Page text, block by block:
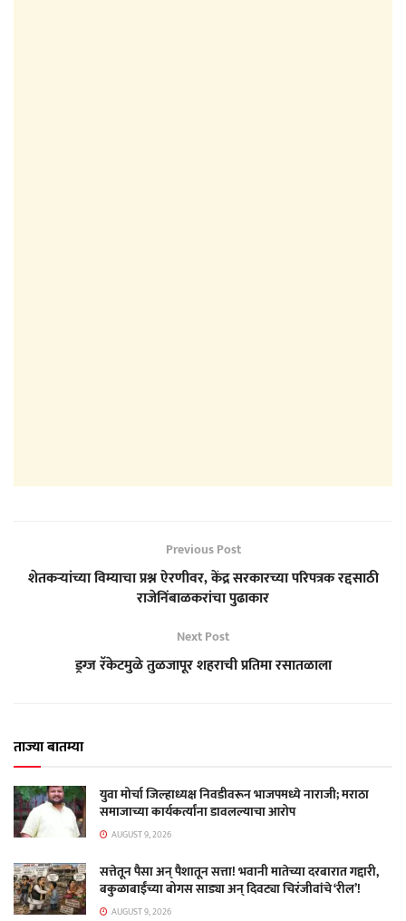
Previous Post
शेतकऱ्यांच्या विम्याचा प्रश्न ऐरणीवर, केंद्र सरकारच्या परिपत्रक रद्दसाठी
राजेनिंबाळकरांचा पुढाकार
Next Post
ड्रग्ज रॅकेटमुळे तुळजापूर शहराची प्रतिमा रसातळाला
ताज्या बातम्या
युवा मोर्चा जिल्हाध्यक्ष निवडीवरून भाजपमध्ये नाराजी; मराठा
समाजाच्या कार्यकर्त्यांना डावलल्याचा आरोप
AUGUST 9, 2026
सत्तेतून पैसा अन् पैशातून सत्ता! भवानी मातेच्या दरबारात गद्दारी,
बकुळाबाईंच्या बोगस साड्या अन् दिवट्या चिरंजीवांचे ‘रील’!
AUGUST 9, 2026